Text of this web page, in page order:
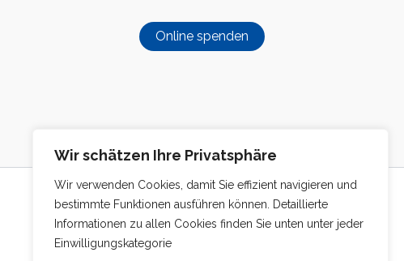
Wir schätzen Ihre Privatsphäre
Wir verwenden Cookies, damit Sie effizient navigieren und
bestimmte Funktionen ausführen können. Detaillierte
Informationen zu allen Cookies finden Sie unten unter jeder
Einwilligungskategorie
Online spenden